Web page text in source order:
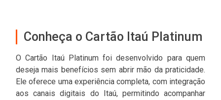
Conheça o Cartão Itaú Platinum
O Cartão Itaú Platinum foi desenvolvido para quem
deseja mais benefícios sem abrir mão da praticidade.
Ele oferece uma experiência completa, com integração
aos canais digitais do Itaú, permitindo acompanhar